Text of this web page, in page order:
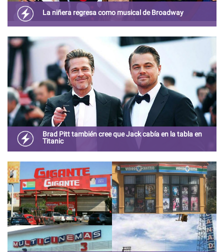
La niñera regresa como musical de Broadway
musical con Fran Drescher como escritora.
Brad Pitt también cree que Jack cabía en la tabla en
Titanic
sociales y los fans agradecieron la referencia.